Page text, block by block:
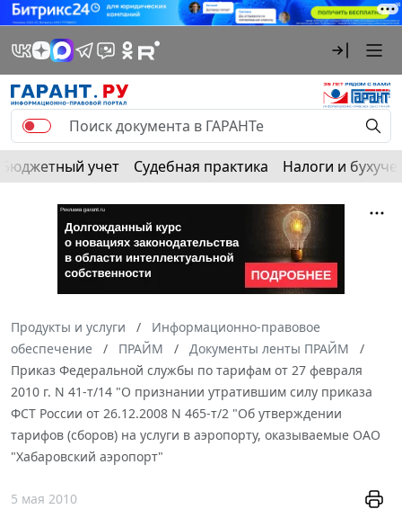
Бюджетный учет Судебная практика Налоги и
Продукты и услуги
Информационно-правовое
обеспечение
ПРАЙМ
Документы ленты ПРАЙМ
Приказ Федеральной службы по тарифам от 27 февраля
2010 г. N 41-т/14 "О признании утратившим силу приказа
ФСТ России от 26.12.2008 N 465-т/2 "Об утверждении
тарифов (сборов) на услуги в аэропорту, оказываемые ОАО
"Хабаровский аэропорт"
5 мая 2010